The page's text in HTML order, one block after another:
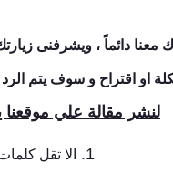
معنا دائماً ، ويشرفنى
او اقتراح و سوف يتم
لنشر مقالة علي موقعنا
الا تقل